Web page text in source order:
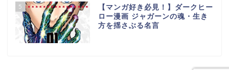
5
【マンガ好き必見！】ダークヒー
ロー漫画 ジャガーンの魂・生き
方を揺さぶる名言